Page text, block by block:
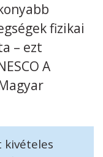
fizikai
– ezt
A
kivételes